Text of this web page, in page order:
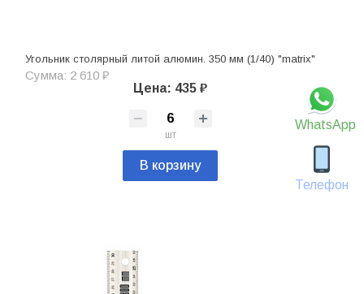
WhatsApp
Телефон
Угольник столярный литой алюмин. 350 мм (1/40) "matrix"
Сумма: 2 610 ₽
Цена: 435 ₽
шт
В корзину